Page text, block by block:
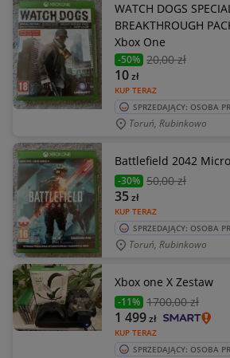
WATCH DOGS
BREAKTHROUGH
Xbox One
-50% 20,00 zł
KUP TERAZ
10zł
SPRZEDAJĄCY: OSOBA
Toruń, Rubinkowo
Battlefield 2042
-30% 50,00 zł
KUP TERAZ
35zł
SPRZEDAJĄCY: OSOBA
Toruń, Rubinkowo
Xbox one X Zestaw
-11% 1700,00 zł
KUP TERAZ
1 499zł
SPRZEDAJĄCY: OSOBA